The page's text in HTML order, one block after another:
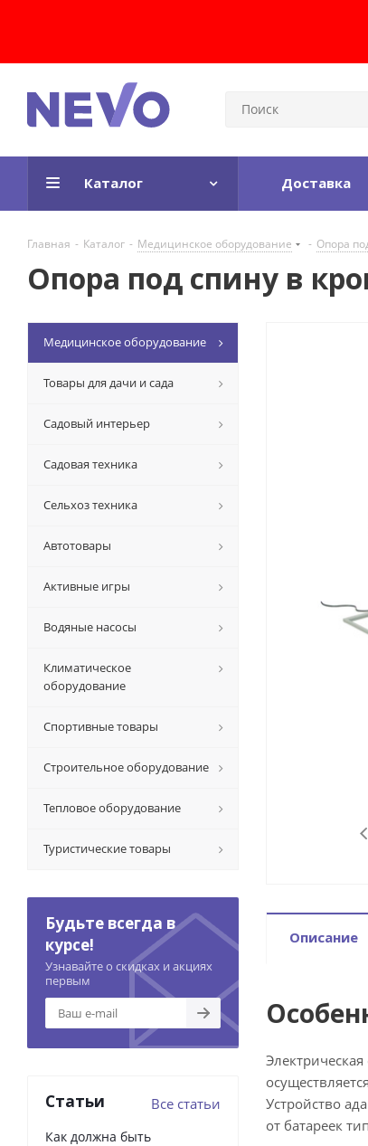
Каталог Доставка
Главная - Каталог - Медицинское оборудование - Опора
Опора под спину в
Описание
Устройство
от батареек
Медицинское оборудование
Товары для дачи и сада
Садовый интерьер
Садовая техника
Сельхоз техника
Автотовары
Активные игры
Водяные насосы
Климатическое
оборудование
Спортивные товары
Строительное оборудование
Тепловое оборудование
Туристические товары
Будьте всегда в
курсе!
Узнавайте о скидках и акциях
первым
Статьи Все статьи
Как должна быть